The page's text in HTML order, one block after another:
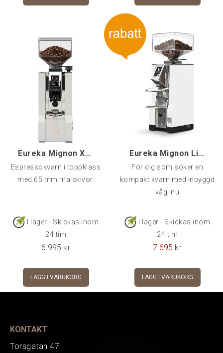
HEM
Eureka Mignon XL 65, Vit
Espressokvarn i toppklass
med 65 mm malskivor.
I lager - Skickas inom
24 tim
6 995 kr
LÄGG I VARUKORG
Eureka Mignon Libra, Vit
För dig som söker en
kompakt kvarn med inbyggd
våg, nu
I lager - Skickas inom
24 tim
7 695 kr
LÄGG I VARUKORG
KONTAKT
Torsgatan 47